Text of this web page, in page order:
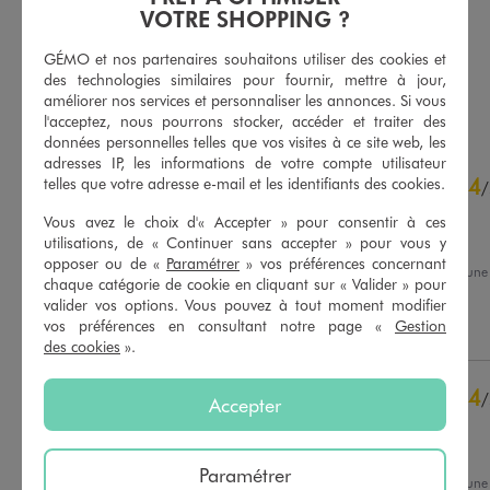
-50% sur le 2ème produit d'été
AJOUTERAU PANIER
-50% sur le 2ème produit d'été
AJOUTERAU PANIER
4.6/5
Basé sur58 avis soumis à un
contrôle
Voir tous les avis sur ce site
16
3
2étoiles
0
2
4/
Bon rapport qualité prix
Avis du07/08/2026 , suite à
25/07/2026 parMichele G.
Utile(0) Signaler
4/
Esthétique et confort bons
, suite à
VOTRE SHOPPING ?
GÉMO et nos partenaires souhaitons utiliser des cookies et
des technologies similaires pour fournir, mettre à jour,
améliorer nos services et personnaliser les annonces. Si vous
l'acceptez, nous pourrons stocker, accéder et traiter des
données personnelles telles que vos visites à ce site web, les
adresses IP, les informations de votre compte utilisateur
telles que votre adresse e-mail et les identifiants des cookies.
Vous avez le choix d'« Accepter » pour consentir à ces
utilisations, de « Continuer sans accepter » pour vous y
opposer ou de « Paramétrer » vos préférences concernant
chaque catégorie de cookie en cliquant sur « Valider » pour
valider vos options. Vous pouvez à tout moment modifier
vos préférences en consultant notre page « Gestion
des cookies ».
Accepter
Paramétrer